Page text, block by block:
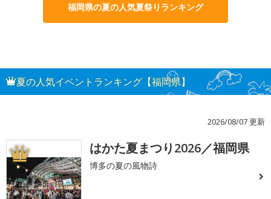
福岡県の夏の人気夏祭りランキング
夏の人気イベントランキング【福岡県】
2026/08/07 更新
1 はかた夏まつり2026／福岡県
博多の夏の風物詩